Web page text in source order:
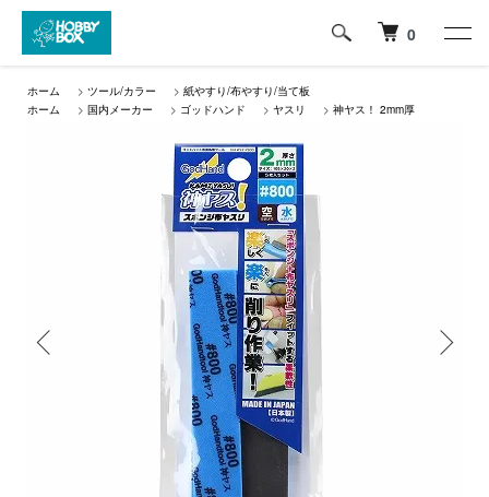
0
ホーム > ツール/カラー > 紙やすり/布やすり/当て板
ホーム
> 国内メーカー > ゴッドハンド > ヤスリ > 神ヤス！ 2mm厚